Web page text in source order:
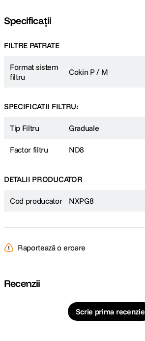
Specificații
FILTRE PATRATE
Format sistem
filtru
Cokin P / M
SPECIFICATII FILTRU:
Tip Filtru Graduale
Factor filtru ND8
DETALII PRODUCATOR
Cod producator NXPG8
Raportează o eroare
Recenzii
Scrie prima recenzie